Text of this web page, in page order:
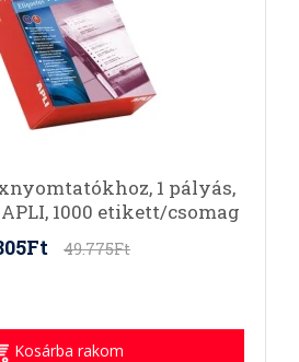
1 pályás,
APLI, 1000 etikett/csomag
49.775Ft
Kosárba rakom